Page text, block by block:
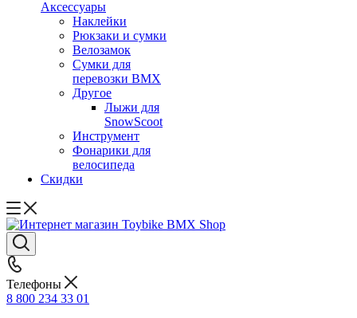
Аксессуары
Наклейки
Рюкзаки и сумки
Велозамок
Сумки для
перевозки BMX
Другое
Лыжи для
SnowScoot
Инструмент
Фонарики для
велосипеда
Скидки
Телефоны
8 800 234 33 01